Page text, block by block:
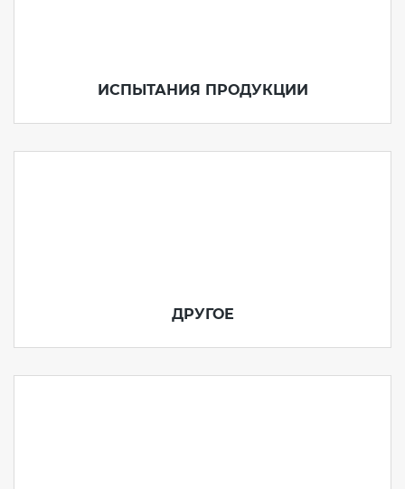
ИСПЫТАНИЯ ПРОДУКЦИИ
ДРУГОЕ